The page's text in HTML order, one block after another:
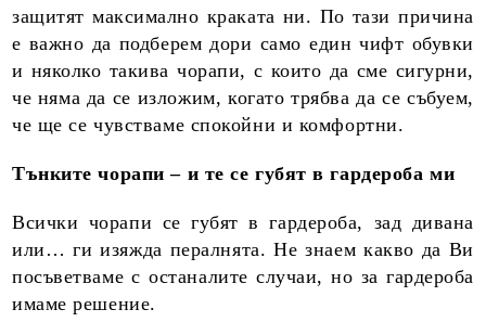
защитят максимално краката ни. По тази причина
е важно да подберем дори само един чифт обувки
и няколко такива чорапи, с които да сме сигурни,
че няма да се изложим, когато трябва да се събуем,
че ще се чувстваме спокойни и комфортни.
Тънките чорапи – и те се губят в гардероба ми
Всички чорапи се губят в гардероба, зад дивана
или… ги изяжда пералнята. Не знаем какво да Ви
посъветваме с останалите случаи, но за гардероба
имаме решение.